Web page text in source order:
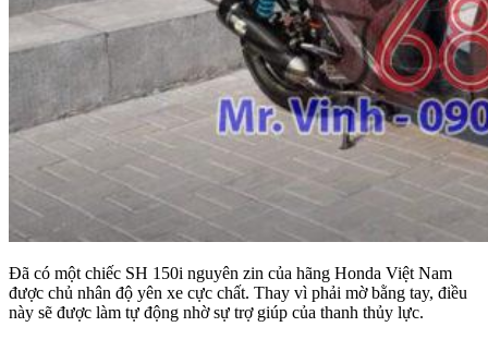
Đã có một chiếc SH 150i nguyên zin của hãng Honda Việt Nam
được chủ nhân độ yên xe cực chất. Thay vì phải mờ bằng tay, điều
này sẽ được làm tự động nhờ sự trợ giúp của thanh thủy lực.